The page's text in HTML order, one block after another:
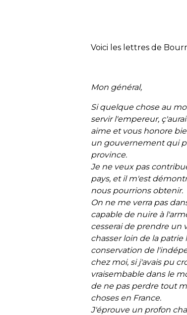
Voici les lettres de
Mon général,
Si quelque chose au
servir l'empereur,
aime et vous honore
un gouvernement qui
province.
Je ne veux pas
pays, etil m'est
nous pourrions obtenir.
On ne me verra pas
capable de nuire à
cesserai de prendre un
chasser loin de la patrie
conservation de
chez moi, si j'avais pu
vraisembable dans le
de ne pas perdre tout
choses en France.
J'éprouve un profon